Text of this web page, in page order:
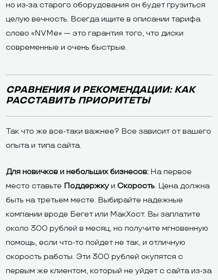
но из-за старого оборудования он будет грузиться
целую вечность. Всегда ищите в описании тарифа
слово «NVMe» — это гарантия того, что диски
современные и очень быстрые.
СРАВНЕНИЯ И РЕКОМЕНДАЦИИ: КАК
РАССТАВИТЬ ПРИОРИТЕТЫ
Так что же все-таки важнее? Все зависит от вашего
опыта и типа сайта.
Для новичков и небольших бизнесов: На первое
место ставьте Поддержкуи Скорость. Цена должна
быть на третьем месте. Выбирайте надежные
компании вроде Бегет или МакХост. Вы заплатите
около 300 рублей в месяц, но получите мгновенную
помощь, если что-то пойдет не так, и отличную
скорость работы. Эти 300 рублей окупятся с
первым же клиентом, который не уйдет с сайта из-за